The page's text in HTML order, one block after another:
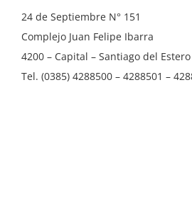
24 de Septiembre N° 151
Complejo Juan Felipe Ibarra
4200 – Capital – Santiago del Estero
Tel. (0385) 4288500 – 4288501 –